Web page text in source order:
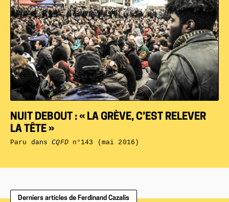
NUIT DEBOUT : « LA GRÈVE, C’EST RELEVER
LA TÊTE »
Paru dansCQFDn°143 (mai 2016)
Derniers articles de Ferdinand Cazalis